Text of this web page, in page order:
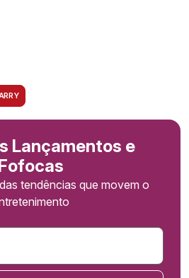
Lançamentos e
tendências que movem o